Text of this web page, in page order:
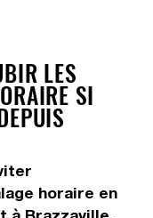
LES
SI
horaire en